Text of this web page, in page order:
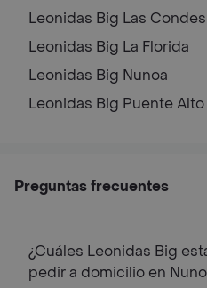
Leonidas Big Las Condes
Leonidas Big La Florida
Leonidas Big Nunoa
Leonidas Big Puente Alto
Preguntas frecuentes
¿Cuáles Leonidas Big
pedir a domicilio en